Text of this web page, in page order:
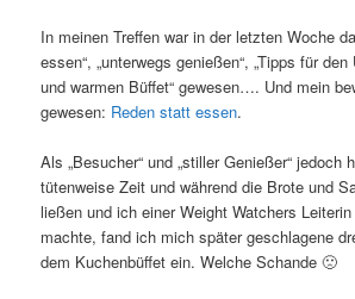
In meinen Treffen war in der letzten Woche
essen“, „unterwegs genießen“, „Tipps für
und warmen Büffet“ gewesen…. Und mein
gewesen: Reden statt essen.
Als „Besucher“ und „stiller Genießer“ jedoch
tütenweise Zeit und während die Brote und
ließen und ich einer Weight Watchers
machte, fand ich mich später geschlagene
dem Kuchenbüffet ein. Welche Schande 🙁